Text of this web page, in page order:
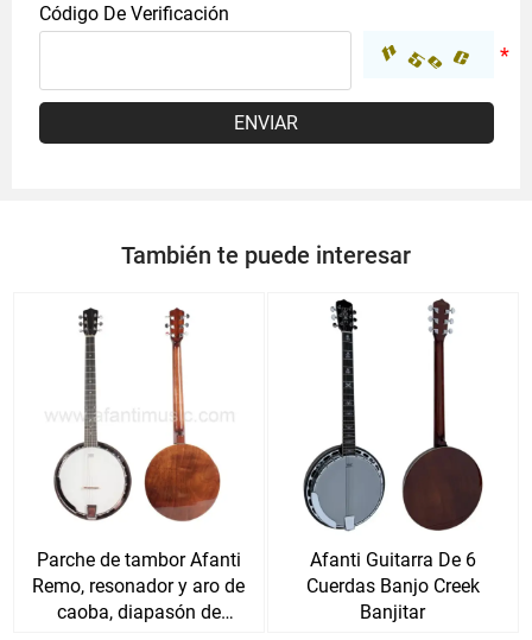
Código De Verificación
ENVIAR
También te puede interesar
Parche de tambor Afanti
Remo, resonador y aro de
caoba, diapasón de
Afanti Guitarra De 6
Cuerdas Banjo Creek
Banjitar